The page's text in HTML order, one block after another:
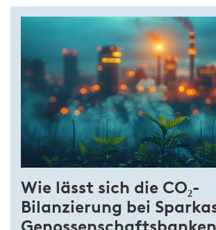
Wie lässt sich die CO₂-
Bilanzierung bei